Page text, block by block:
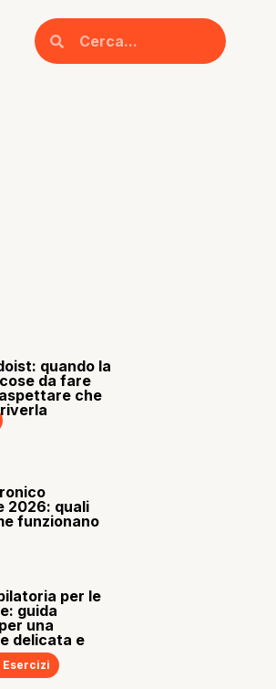
quando la
da fare
che
2026: quali
funzionano
per le
guida
una
delicata e
Esercizi